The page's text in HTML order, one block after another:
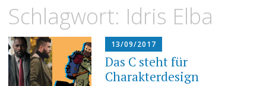
Inhalt
Schlagwort: Idris Elba
13/09/2017
Das C steht für
Charakterdesign